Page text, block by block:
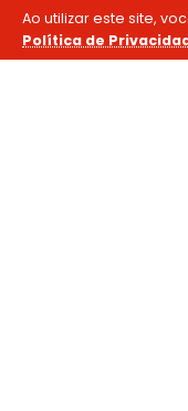
Ao utilizar este site,
Política de